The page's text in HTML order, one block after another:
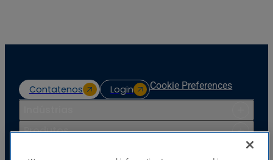
Contatenos Login Cookie Preferences
Produtos